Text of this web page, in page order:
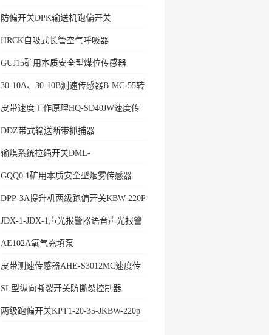
防偏开关DPK输送机跑偏开关
HRCK自吸式长管空气呼吸器
GUJ15矿用本质安全型煤位传感器
30-10A、30-10B测速传感器B-MC-55转
皮带速度工作原理HQ-SD40JW速度传
DDZ带式输送断带抓捕器
输煤系统拉绳开关DML-
GQQ0.1矿用本质安全型烟雾传感器
DPP-3A提升机两级跑偏开关KBW-220P
JDX-1-JDX-1声光报警器语音声光报警
AE102A氧气充填泵
皮带测速传感器AHE-S3012MC速度传
SL型纵向撕裂开关防撕裂控制器
两级跑偏开关KPT1-20-35-JKBW-220p